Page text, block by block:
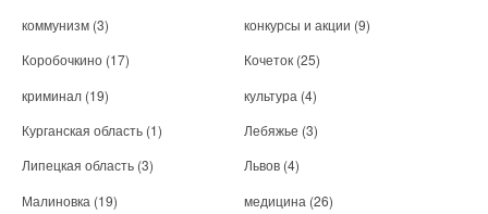
коммунизм (3) конкурсы и акции (9)
Коробочкино (17) Кочеток (25)
криминал (19) культура (4)
Курганская область (1) Лебяжье (3)
Липецкая область (3) Львов (4)
Малиновка (19) медицина (26)